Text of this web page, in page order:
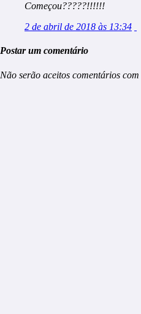
Começou?????!!!!!!
2 de abril de 2018 às 13:34
Postar um comentário
Não serão aceitos comentários